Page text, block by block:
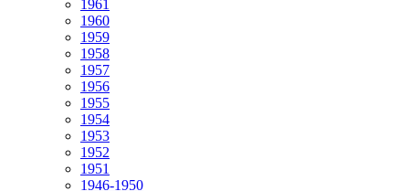
1961
1960
1959
1958
1957
1956
1955
1954
1953
1952
1951
1946-1950